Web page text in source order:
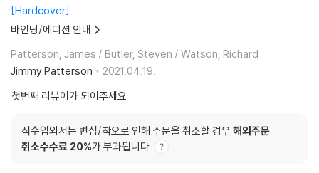
Hardcover
바인딩/에디션 안내
Patterson, James / Butler, Steven / Watson, Richard
Jimmy Patterson
2021.04.19.
첫번째 리뷰어가 되어주세요
직수입외서는 변심/착오로 인해 주문을 취소할 경우 해외주문
취소수수료 20%가 부과됩니다.